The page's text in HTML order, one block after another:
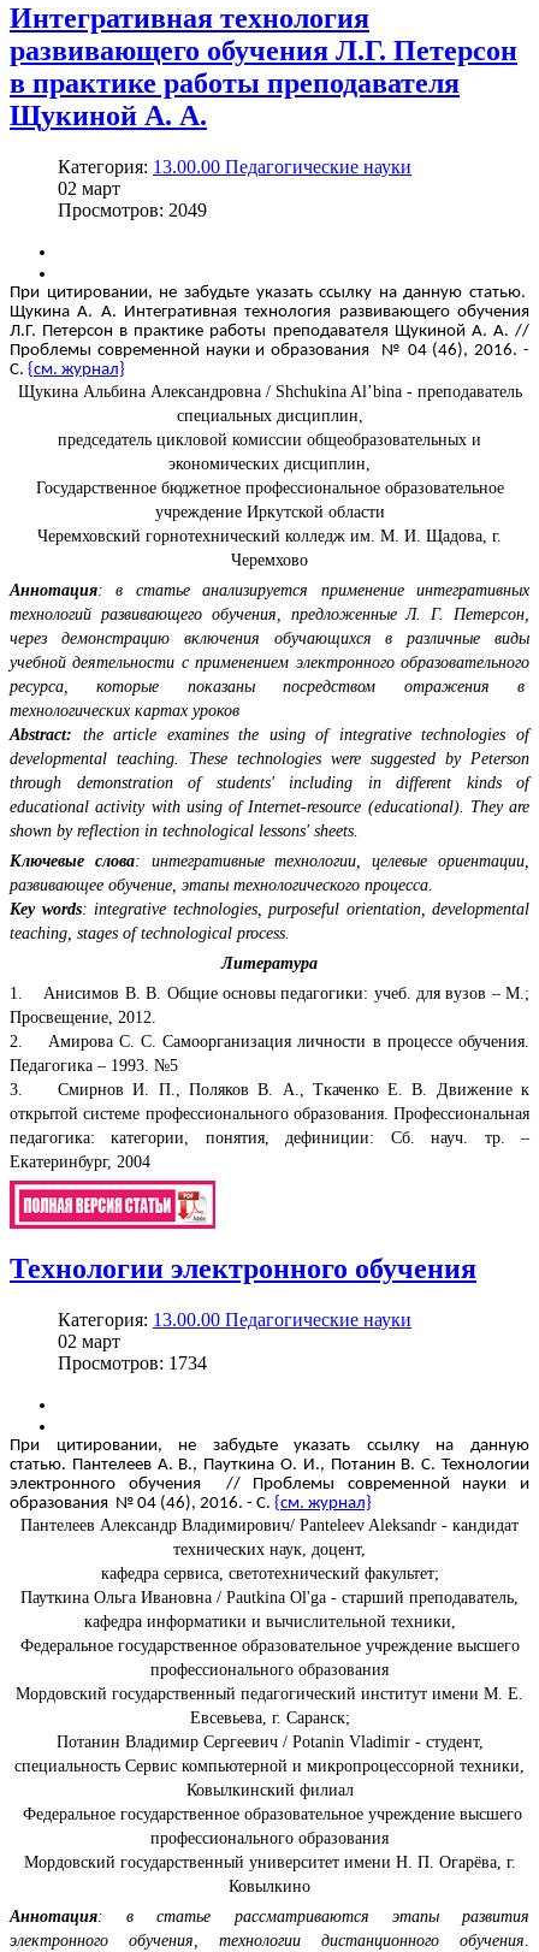
Интегративная технология
развивающего обучения Л.Г. Петерсон
в практике работы преподавателя
Щукиной А. А.
Категория: 13.00.00 Педагогические науки
02 март
Просмотров: 2049
При цитировании, не забудьте указать ссылку на данную статью.
Щукина А. А. Интегративная технология развивающего обучения
Л.Г. Петерсон в практике работы преподавателя Щукиной А. А. //
Проблемы современной науки и образования № 04 (46), 2016. -
С. {см. журнал}
Щукина Альбина Александровна / Shchukina Al’bina - преподаватель
специальных дисциплин,
председатель цикловой комиссии общеобразовательных и
экономических дисциплин,
Государственное бюджетное профессиональное образовательное
учреждение Иркутской области
Черемховский горнотехнический колледж им. М. И. Щадова, г.
Черемхово
Аннотация: в статье анализируется применение интегративных
технологий развивающего обучения, предложенные Л. Г. Петерсон,
через демонстрацию включения обучающихся в различные виды
учебной деятельности с применением электронного образовательного
ресурса, которые показаны посредством отражения в
технологических картах уроков
Abstract: the article examines the using of integrative technologies of
developmental teaching. These technologies were suggested by Peterson
through demonstration of students' including in different kinds of
educational activity with using of Internet-resource (educational). They are
shown by reflection in technological lessons' sheets.
Ключевые слова: интегративные технологии, целевые ориентации,
развивающее обучение, этапы технологического процесса.
Key words: integrative technologies, purposeful orientation, developmental
teaching, stages of technological process.
Литература
1. Анисимов В. В. Общие основы педагогики: учеб. для вузов – М.;
Просвещение, 2012.
2. Амирова С. С. Самоорганизация личности в процессе обучения.
Педагогика – 1993. №5
3. Смирнов И. П., Поляков В. А., Ткаченко Е. В. Движение к
открытой системе профессионального образования. Профессиональная
педагогика: категории, понятия, дефиниции: Сб. науч. тр. –
Екатеринбург, 2004
Технологии электронного обучения
Категория: 13.00.00 Педагогические науки
02 март
Просмотров: 1734
При цитировании, не забудьте указать ссылку на данную
статью. Пантелеев А. В., Пауткина О. И., Потанин В. С. Технологии
электронного обучения // Проблемы современной науки и
образования № 04 (46), 2016. - С. {см. журнал}
Пантелеев Александр Владимирович/ Panteleev Aleksandr - кандидат
технических наук, доцент,
кафедра сервиса, светотехнический факультет;
Пауткина Ольга Ивановна / Pautkina Ol'ga - старший преподаватель,
кафедра информатики и вычислительной техники,
Федеральное государственное образовательное учреждение высшего
профессионального образования
Мордовский государственный педагогический институт имени М. Е.
Евсевьева, г. Саранск;
Потанин Владимир Сергеевич / Potanin Vladimir - студент,
специальность Сервис компьютерной и микропроцессорной техники,
Ковылкинский филиал
Федеральное государственное образовательное учреждение высшего
профессионального образования
Мордовский государственный университет имени Н. П. Огарёва, г.
Ковылкино
Аннотация: в статье рассматриваются этапы развития
электронного обучения, технологии дистанционного обучения.